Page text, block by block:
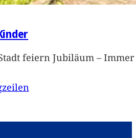
feiern Jubiläum –